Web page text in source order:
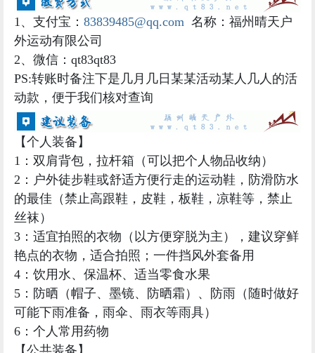
1、支付宝： 83839485@qq.com 名称：福州晴天户
外运动有限公司
2、微信：qt83qt83
PS:转账时备注下是几月几日某某活动某人几人的活
动款，便于我们核对查询
【个人装备】
1：双肩背包，拉杆箱（可以把个人物品收纳）
2：户外徒步鞋或舒适方便行走的运动鞋，防滑防水
的最佳（禁止高跟鞋，皮鞋，板鞋，凉鞋等，禁止
丝袜）
3：适宜拍照的衣物（以方便穿脱为主），建议穿鲜
艳点的衣物，适合拍照；一件挡风外套备用
4：饮用水、保温杯、适当零食水果
5：防晒（帽子、墨镜、防晒霜）、防雨（随时做好
可能下雨准备，雨伞、雨衣等雨具）
6：个人常用药物